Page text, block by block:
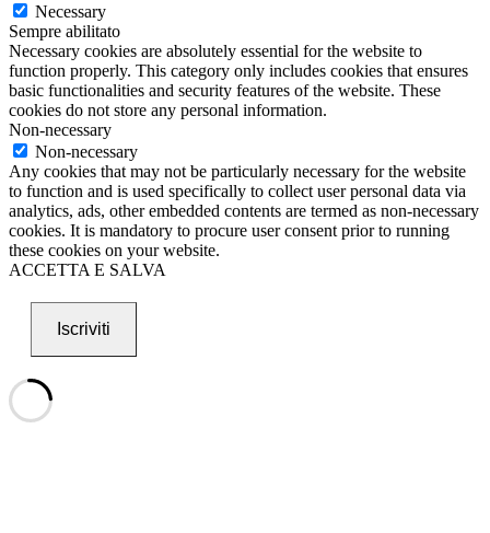
Necessary
Sempre abilitato
Necessary cookies are absolutely essential for the website to
function properly. This category only includes cookies that ensures
basic functionalities and security features of the website. These
cookies do not store any personal information.
Non-necessary
Non-necessary
Any cookies that may not be particularly necessary for the website
to function and is used specifically to collect user personal data via
analytics, ads, other embedded contents are termed as non-necessary
cookies. It is mandatory to procure user consent prior to running
these cookies on your website.
ACCETTA E SALVA
Iscriviti